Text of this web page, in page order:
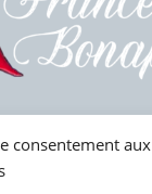
consentement aux
(UE)